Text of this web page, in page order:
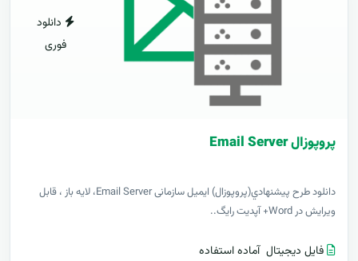
دانلود
فوری
پروپوزال Email Server
دانلود طرح پيشنهادي(پروپوزال) ایمیل سازمانی Email Server، لایه باز ، قابل
ویرایش در Word+ آپدیت رایگ..
فایل دیجیتال آماده استفاده